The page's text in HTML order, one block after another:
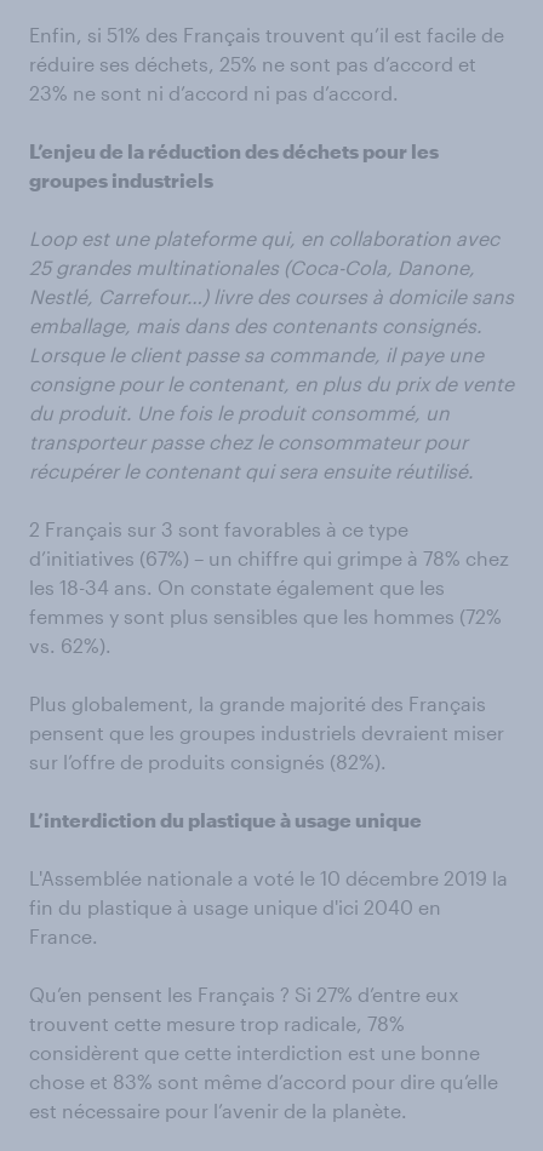
Enfin, si 51% des Français trouvent qu’il est facile de
réduire ses déchets, 25% ne sont pas d’accord et
23% ne sont ni d’accord ni pas d’accord.
L’enjeu de la réduction des déchets pour les
groupes industriels
Loop est une plateforme qui, en collaboration avec
25 grandes multinationales (Coca-Cola, Danone,
Nestlé, Carrefour…) livre des courses à domicile sans
emballage, mais dans des contenants consignés.
Lorsque le client passe sa commande, il paye une
consigne pour le contenant, en plus du prix de vente
du produit. Une fois le produit consommé, un
transporteur passe chez le consommateur pour
récupérer le contenant qui sera ensuite réutilisé.
2 Français sur 3 sont favorables à ce type
d’initiatives (67%) – un chiffre qui grimpe à 78% chez
les 18-34 ans. On constate également que les
femmes y sont plus sensibles que les hommes (72%
vs. 62%).
Plus globalement, la grande majorité des Français
pensent que les groupes industriels devraient miser
sur l’offre de produits consignés (82%).
L’interdiction du plastique à usage unique
L'Assemblée nationale a voté le 10 décembre 2019 la
fin du plastique à usage unique d'ici 2040 en
France.
Qu’en pensent les Français ? Si 27% d’entre eux
trouvent cette mesure trop radicale, 78%
considèrent que cette interdiction est une bonne
chose et 83% sont même d’accord pour dire qu’elle
est nécessaire pour l’avenir de la planète.